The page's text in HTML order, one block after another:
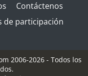
Contáctenos
de participación
2006-2026 - Todos los